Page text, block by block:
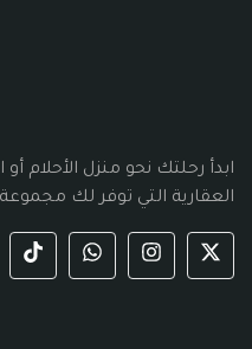
ابدأ رحلتك نحو منزل الأحلام
العقارية التي توفر لك